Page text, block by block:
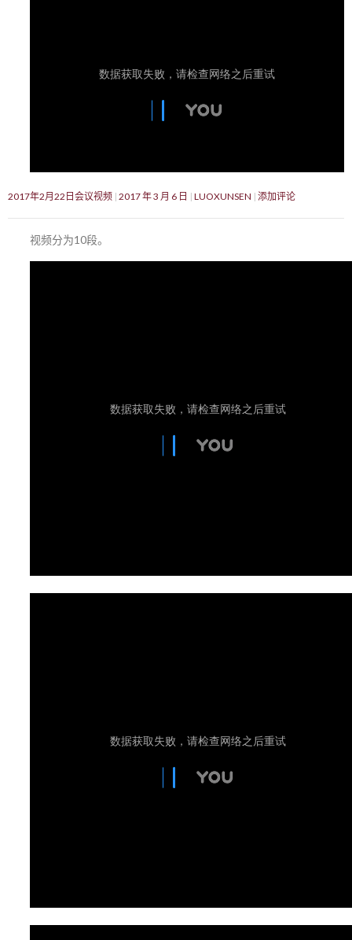
2017年2月22日会议视频 2017 年 3 月 6 日 LUOXUNSEN 添加评论
视频分为10段。